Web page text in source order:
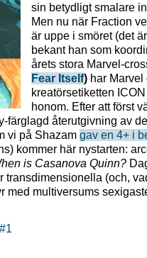
sin betydligt smalare
Men nu när Fraction
är uppe i smöret (det
bekant han som
årets stora Marvel-
Fear Itself) har Marvel
kreatörsetiketten
honom. Efter att först
färglagd återutgivning av
vi på Shazam gav en 4+ i
kommer här nystarten:
is Casanova Quinn?
transdimensionella (och,
med multiversums